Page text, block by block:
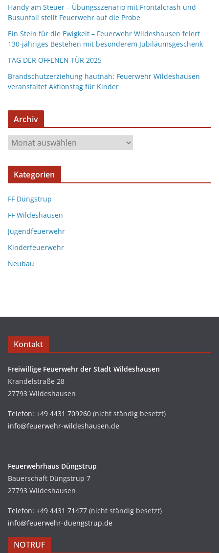
Handy am Steuer – Übungsszenario mit Frontalcrash und
Busunfall stellt Feuerwehr auf die Probe
Ein Stein für die Ewigkeit – Feuerwehr Wildeshausen feiert
130-jähriges Bestehen mit besonderem Jubiläumsgeschenk
TAG DER OFFENEN TÜR 2025
Brandschutzerziehung hautnah: Feuerwehr Wildeshausen
veranstaltet Aktionstag für Kinder
Archiv
Kategorien
FF Düngstrup
FF Wildeshausen
Jugendfeuerwehr
Kinderfeuerwehr
Neubau
Kontakt
Freiwillige Feuerwehr der Stadt Wildeshausen
Krandelstraße 28
27793 Wildeshausen
Telefon: +49 4431 709260 (nicht ständig besetzt)
info@feuerwehr-wildeshausen.de
Feuerwehrhaus Düngstrup
Bauerschaft Düngstrup 7
27793 Wildeshausen
Telefon: +49 4431 71477 (nicht ständig besetzt)
info@feuerwehr-duengstrup.de
NOTRUF